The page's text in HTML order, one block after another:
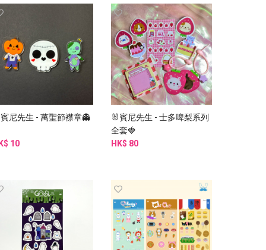
尼先生 - 萬聖節襟章👻
10
🐰賓尼先生 - 士多啤梨系列
全套🍓
HK$ 80